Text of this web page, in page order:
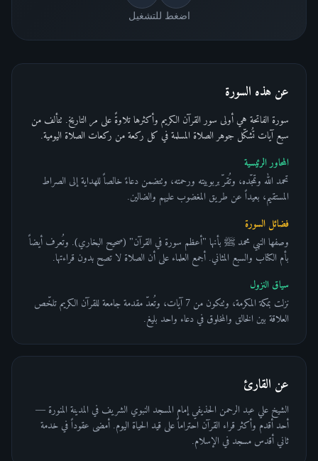
اضغط للتشغيل
عن هذه السورة
سورة الفاتحة هي أولى سور القرآن الكريم وأكثرها تلاوةً على مر التاريخ. تتألف من
سبع آيات تُشكّل جوهر الصلاة المسلمة في كل ركعة من ركعات الصلاة اليومية.
المحاور الرئيسية
تحمد الله وتمجّده، وتُقرّ بربوبيته ورحمته، وتتضمن دعاءً خالصاً للهداية إلى الصراط
المستقيم، بعيداً عن طريق المغضوب عليهم والضالين.
فضائل السورة
وصفها النبي محمد ﷺ بأنها "أعظم سورة في القرآن" (صحيح البخاري). وتُعرف أيضاً
بأم الكتاب والسبع المثاني. أجمع العلماء على أن الصلاة لا تصح بدون قراءتها.
سياق النزول
نزلت بمكة المكرمة، وتتكون من 7 آيات، وتُعدّ مقدمة جامعة للقرآن الكريم تلخّص
العلاقة بين الخالق والمخلوق في دعاء واحد بليغ.
عن القارئ
الشيخ علي عبد الرحمن الحذيفي إمام المسجد النبوي الشريف في المدينة المنورة —
أحد أقدم وأكثر قراء القرآن احتراماً على قيد الحياة اليوم. أمضى عقوداً في خدمة
ثاني أقدس مسجد في الإسلام.